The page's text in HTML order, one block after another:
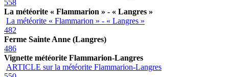
558
La météorite « Flammarion » - « Langres »
La météorite « Flammarion » - « Langres »
482
Ferme Sainte Anne (Langres)
486
Vignette météorite Flammarion-Langres
ARTICLE sur la météorite Flammarion-Langres